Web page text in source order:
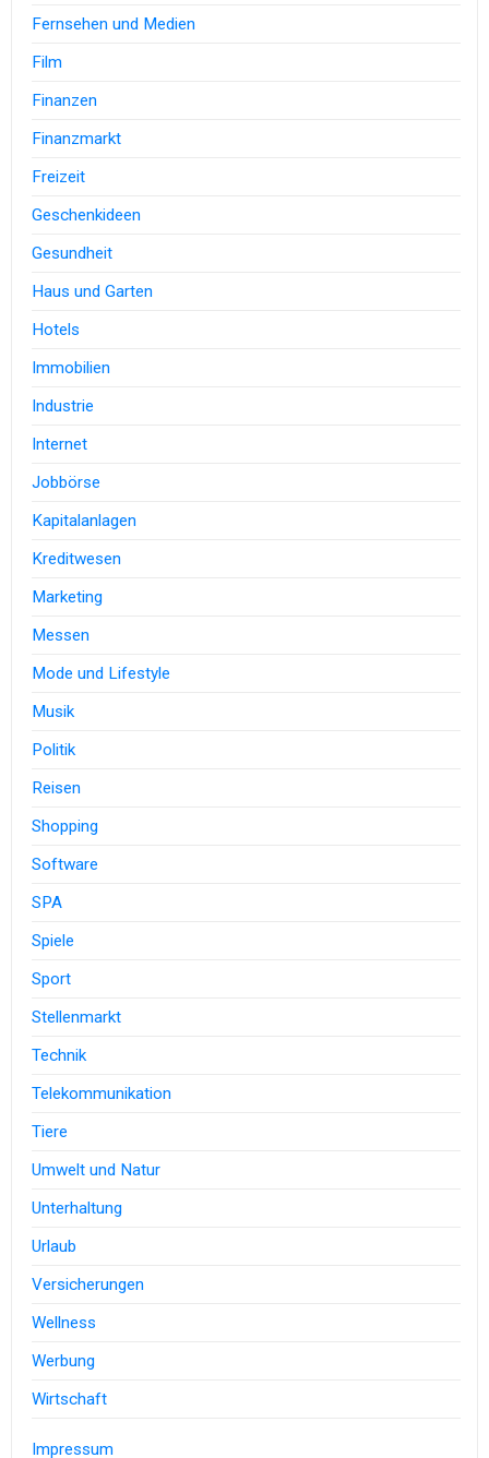
Fernsehen und Medien
Film
Finanzen
Finanzmarkt
Freizeit
Geschenkideen
Gesundheit
Haus und Garten
Hotels
Immobilien
Industrie
Internet
Jobbörse
Kapitalanlagen
Kreditwesen
Marketing
Messen
Mode und Lifestyle
Musik
Politik
Reisen
Shopping
Software
SPA
Spiele
Sport
Stellenmarkt
Technik
Telekommunikation
Tiere
Umwelt und Natur
Unterhaltung
Urlaub
Versicherungen
Wellness
Werbung
Wirtschaft
Impressum